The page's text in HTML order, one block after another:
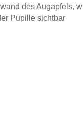
des Augapfels,
Pupille sichtbar